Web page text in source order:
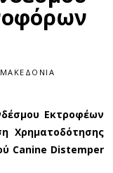
Εκτροφέων
Χρηματοδότησης
Canine Distemper